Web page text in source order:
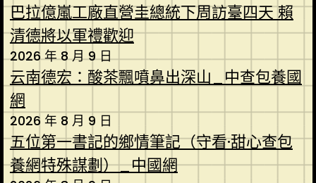
巴拉億嵐工廠直營圭總統下周訪臺四天 賴
清德將以軍禮歡迎
2026 年 8 月 9 日
云南德宏：酸茶飄噴鼻出深山_中查包養國
網
2026 年 8 月 9 日
五位第一書記的鄉情筆記（守看·甜心查包
養網特殊謀劃）_中國網